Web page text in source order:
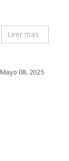
Leer mas
Mayo 08, 2025